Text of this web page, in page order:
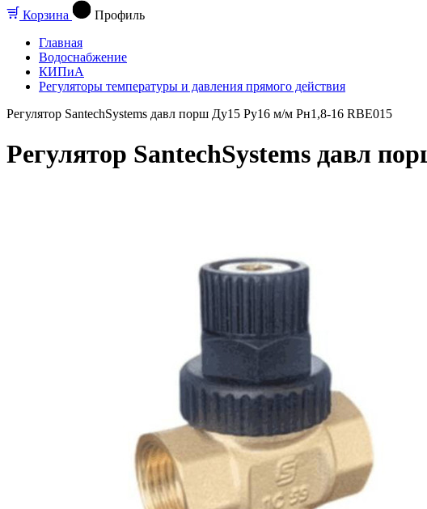
Корзина
Профиль
Главная
Водоснабжение
КИПиА
Регуляторы температуры и давления прямого действия
Регулятор SantechSystems давл порш Ду15 Ру16 м/м Рн1,8-16 RBE015
Регулятор SantechSystems давл